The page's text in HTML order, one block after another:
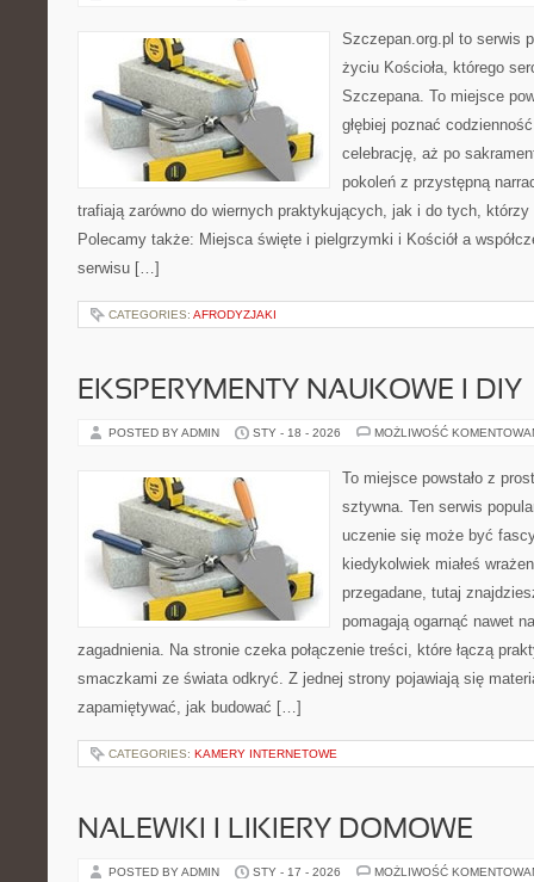
Szczepan.org.pl to serwis
życiu Kościoła, którego
Szczepana. To miejsce
głębiej poznać
celebrację, aż po
pokoleń z przystępną
trafiają zarówno do wiernych praktykujących, jak i do tych, którzy
Polecamy także: Miejsca święte i pielgrzymki i Kościół a
serwisu […]
CATEGORIES: AFRODYZJAKI
EKSPERYMENTY NAUKOWE I DIY
POSTED BY ADMIN STY - 18 - 2026 MOŻLIWOŚĆ
To miejsce powstało z
sztywna. Ten serwis
uczenie się może być
kiedykolwiek miałeś
przegadane, tutaj
pomagają ogarnąć nawet
zagadnienia. Na stronie czeka połączenie treści, które łączą
smaczkami ze świata odkryć. Z jednej strony pojawiają się
zapamiętywać, jak budować […]
CATEGORIES: KAMERY INTERNETOWE
NALEWKI I LIKIERY DOMOWE
POSTED BY ADMIN STY - 17 - 2026 MOŻLIWOŚĆ